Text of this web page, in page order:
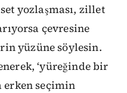
yozlaşması, zillet
çevresine
yüzüne söylesin.
‘yüreğinde bir
seçimin